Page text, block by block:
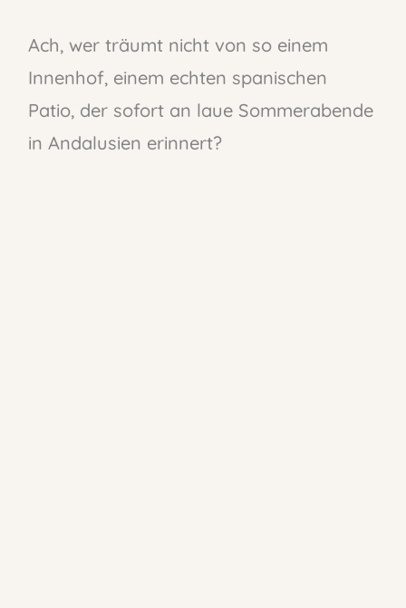
Ach, wer träumt nicht von so einem
Innenhof, einem echten spanischen
Patio, der sofort an laue Sommerabende
in Andalusien erinnert?